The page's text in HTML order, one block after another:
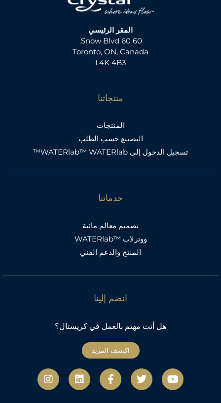
المقر الرئيسي
60 60 Snow Blvd.
Toronto, ON, Canada
L4K 4B3
منتجاتنا
المنتجات
التصنيع حسب الطلب
تسجيل الدخول إلى WATERlab™ WATERlab™
خدماتنا
تصميم معالم مائية
ووترلاب ™WATERlab
المنتج والدعم الفني
انضم إلينا
هل أنت مهتم بالعمل في كريستال؟
اكتشف المزيد
ي
و
ت
ت
و
ي
ف
ي
س
ل
ي
ن
ا
ن
س